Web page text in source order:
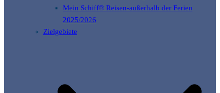
Mein Schiff® Reisen-außerhalb der Ferien
2025/2026
Zielgebiete